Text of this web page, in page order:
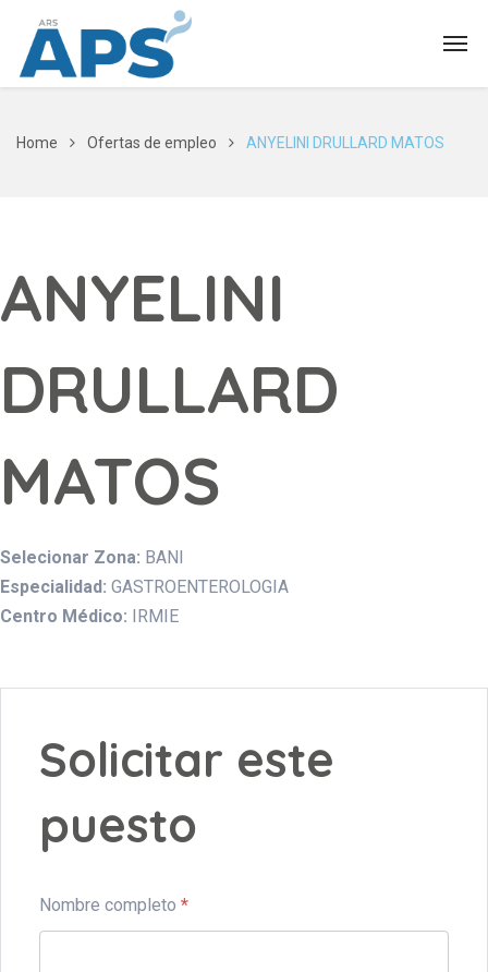
Home Ofertas de empleo ANYELINI DRULLARD MATOS
ANYELINI
DRULLARD
MATOS
Selecionar Zona: BANI
Especialidad: GASTROENTEROLOGIA
Centro Médico: IRMIE
Solicitar este
puesto
Nombre completo *